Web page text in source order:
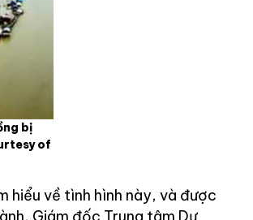
bị
of
hiểu về tình hình này, và được
Giám đốc Trung tâm Dự